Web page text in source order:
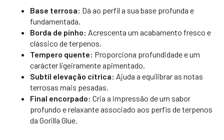
Base terrosa: Dá ao perfil a sua base profunda e
fundamentada.
Borda de pinho: Acrescenta um acabamento fresco e
clássico de terpenos.
Tempero quente: Proporciona profundidade e um
carácter ligeiramente apimentado.
Subtil elevação cítrica: Ajuda a equilibrar as notas
terrosas mais pesadas.
Final encorpado: Cria a impressão de um sabor
profundo e relaxante associado aos perfis de terpenos
da Gorilla Glue.